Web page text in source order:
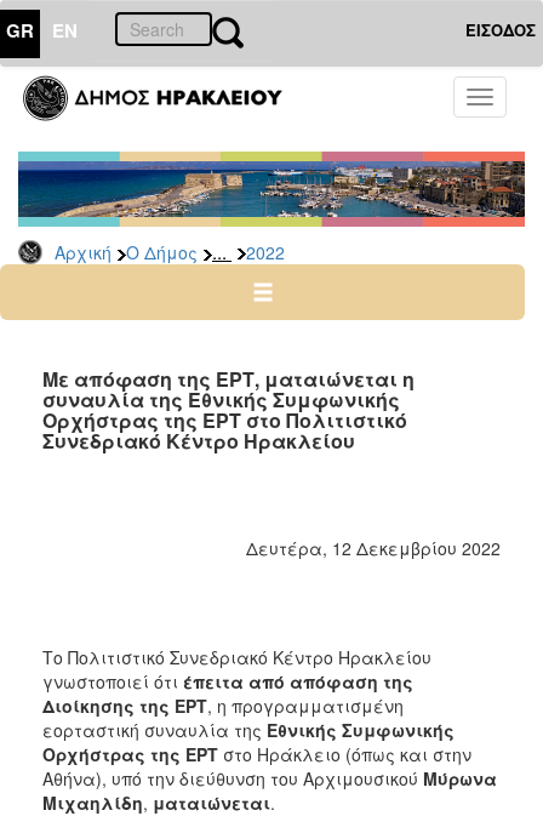
GR EN ΕΙΣΟΔΟΣ
Toggle
Αρχική Ο Δήμος ... 2022
ΔΗΜΟΣ
Δελτία
Τύπου
Αρχείο
2026
2024
2022
2021
2015
2013
2012
2011
2010
Με απόφαση της ΕΡΤ, ματαιώνεται η
συναυλία της Εθνικής Συμφωνικής
Ορχήστρας της ΕΡΤ στο Πολιτιστικό
Συνεδριακό Κέντρο Ηρακλείου
Δευτέρα, 12 Δεκεμβρίου 2022
Το Πολιτιστικό Συνεδριακό Κέντρο Ηρακλείου
γνωστοποιεί ότι έπειτα από απόφαση της
Διοίκησης της ΕΡΤ, η προγραμματισμένη
εορταστική συναυλία της Εθνικής Συμφωνικής
Ορχήστρας της ΕΡΤ στο Ηράκλειο (όπως και στην
Αθήνα), υπό την διεύθυνση του Αρχιμουσικού Μύρωνα
Μιχαηλίδη, ματαιώνεται.